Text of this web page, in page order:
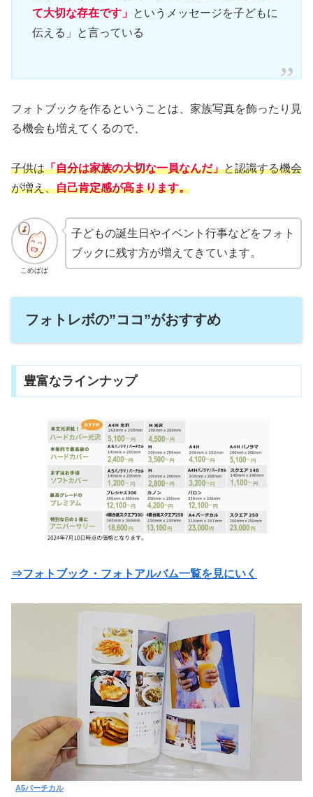
て大切な存在です」 というメッセージを子どもに
伝える」と言っている
フォトブックを作るということは、家族写真を飾ったり見
る機会も増えてくるので、
子供は「自分は家族の大切な一員なんだ」と認識する機会
が増え、自己肯定感が高まります。
こめぱぱ
子どもの誕生日やイベント行事などをフォト
ブックに残す方が増えてきています。
フォトレボの”ココ”がおすすめ
豊富なラインナップ
⇒フォトブック・フォトアルバム一覧を見にいく
A5バーチカル